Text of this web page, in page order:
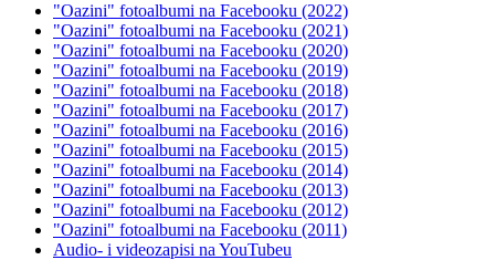
"Oazini" fotoalbumi na Facebooku (2022)
"Oazini" fotoalbumi na Facebooku (2021)
"Oazini" fotoalbumi na Facebooku (2020)
"Oazini" fotoalbumi na Facebooku (2019)
"Oazini" fotoalbumi na Facebooku (2018)
"Oazini" fotoalbumi na Facebooku (2017)
"Oazini" fotoalbumi na Facebooku (2016)
"Oazini" fotoalbumi na Facebooku (2015)
"Oazini" fotoalbumi na Facebooku (2014)
"Oazini" fotoalbumi na Facebooku (2013)
"Oazini" fotoalbumi na Facebooku (2012)
"Oazini" fotoalbumi na Facebooku (2011)
Audio- i videozapisi na YouTubeu